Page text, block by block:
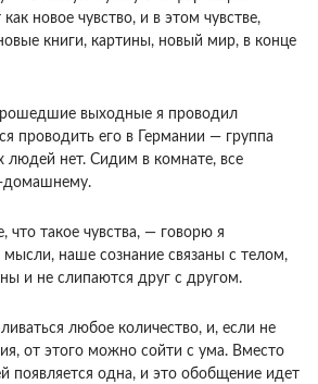
как новое чувство, и в этом чувстве,
книги, картины, новый мир, в конце
выходные я про­водил
проводить его в Гер­мании — группа
людей нет. Сидим в комнате, все
домаш­нему.
что такое чувства, — говорю я
наше созна­ние связаны с телом,
и не слипаются друг с другом.
любое количество, и, если не
от этого можно сойти с ума. Вместо
появляется одна, и это обобще­ние идет